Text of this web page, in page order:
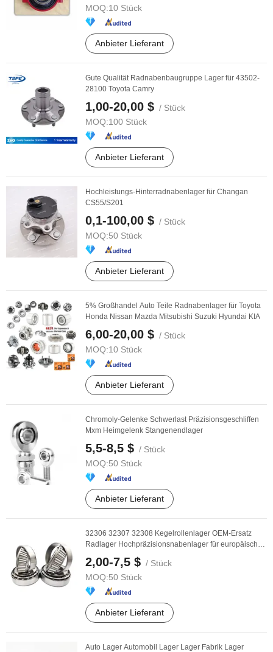
MOQ:10 Stück
Anbieter Lieferant
Gute Qualität Radnabenbaugruppe Lager für 43502-
28100 Toyota Camry
1,00-20,00 $ / Stück
MOQ:100 Stück
Anbieter Lieferant
Hochleistungs-Hinterradnabenlager für Changan
CS55/S201
0,1-100,00 $ / Stück
MOQ:50 Stück
Anbieter Lieferant
5% Großhandel Auto Teile Radnabenlager für Toyota
Honda Nissan Mazda Mitsubishi Suzuki Hyundai KIA
6,00-20,00 $ / Stück
MOQ:10 Stück
Anbieter Lieferant
Chromoly-Gelenke Schwerlast Präzisionsgeschliffen
Mxm Heimgelenk Stangenendlager
5,5-8,5 $ / Stück
MOQ:50 Stück
Anbieter Lieferant
32306 32307 32308 Kegelrollenlager OEM-Ersatz
Radlager Hochpräzisionsnabenlager für europäische
2,00-7,5 $ / Stück
MOQ:50 Stück
Anbieter Lieferant
Auto Lager Automobil Lager Lager Fabrik Lager